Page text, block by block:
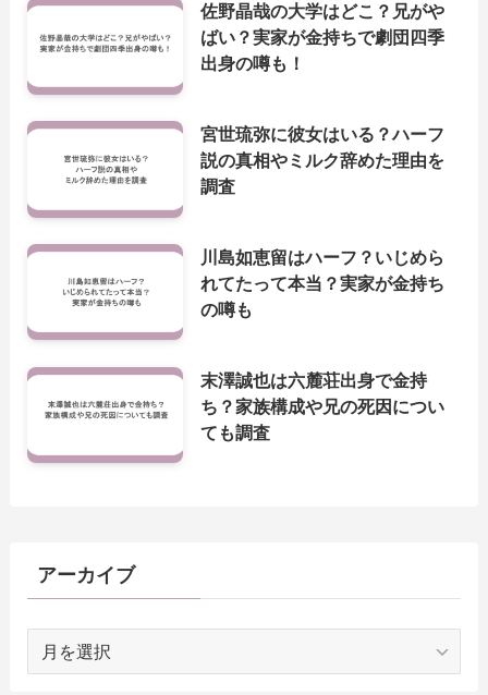
佐野晶哉の大学はどこ？兄がや
ばい？実家が金持ちで劇団四季
出身の噂も！
宮世琉弥に彼女はいる？ハーフ
説の真相やミルク辞めた理由を
調査
川島如恵留はハーフ？いじめら
れてたって本当？実家が金持ち
の噂も
末澤誠也は六麓荘出身で金持
ち？家族構成や兄の死因につい
ても調査
アーカイブ